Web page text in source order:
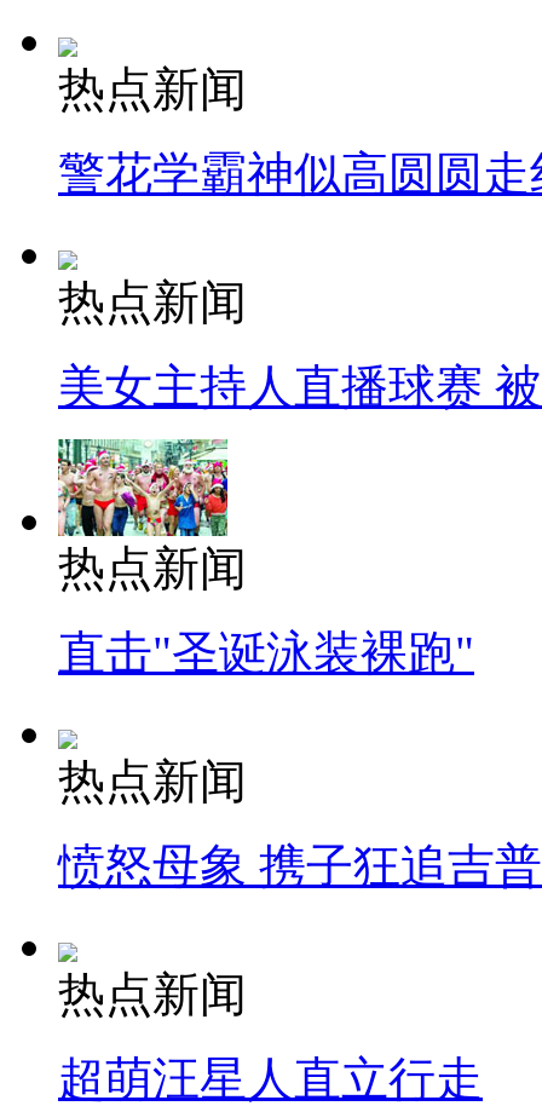
热点新闻
警花学霸神似高圆圆走
热点新闻
美女主持人直播球赛
热点新闻
直击"圣诞泳装裸跑"
热点新闻
愤怒母象 携子狂追吉
热点新闻
超萌汪星人直立行走